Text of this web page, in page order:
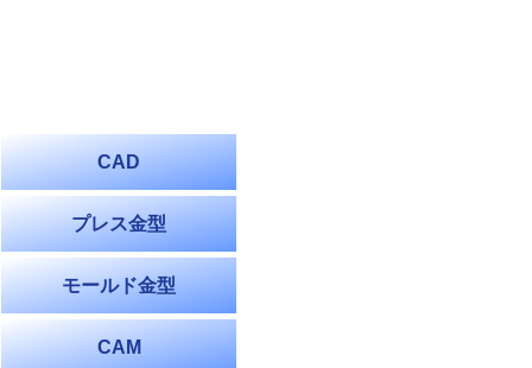
CAD
プレス金型
モールド金型
CAM